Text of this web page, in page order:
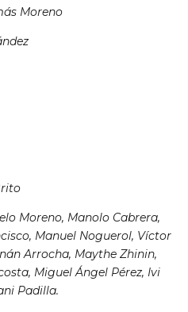
Moreno
Moreno, Manolo Cabrera,
Manuel Noguerol, Víctor
Arrocha, Maythe Zhinin,
Miguel Ángel Pérez, Ivi
Padilla.